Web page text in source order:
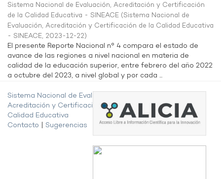
Sistema Nacional de Evaluación, Acreditación y Certificación
de la Calidad Educativa - SINEACE (Sistema Nacional de
Evaluación, Acreditación y Certificación de la Calidad Educativa
- SINEACE, 2023-12-22)
El presente Reporte Nacional n° 4 compara el estado de
avance de las regiones a nivel nacional en materia de
calidad de la educación superior, entre febrero del año 2022
a octubre del 2023, a nivel global y por cada ...
Sistema Nacional de Evaluación,
Acreditación y Certificación de la
Calidad Educativa
Contacto
Sugerencias